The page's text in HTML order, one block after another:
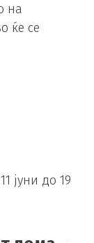
на
ќе се
јуни до 19